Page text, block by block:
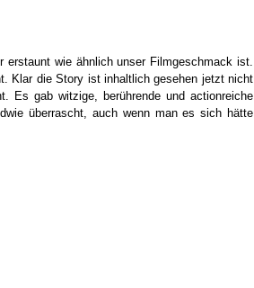
wie ähnlich unser Filmgeschmack ist.
Klar die Story ist inhaltlich gesehen jetzt nicht
Es gab witzige, berührende und actionreiche
überrascht, auch wenn man es sich hätte